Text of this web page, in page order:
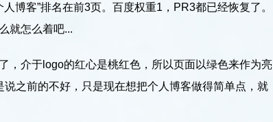
博客”排名在前3页。百度权重1，PR3都已经恢复了。
就怎么着吧...
，介于logo的红心是桃红色，所以页面以绿色来作为亮
之前的不好，只是现在想把个人博客做得简单点，就